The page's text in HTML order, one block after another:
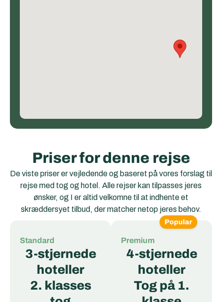
Priser for denne rejse
De viste priser er vejledende og baseret på vores forslag til
rejse med tog og hotel. Alle rejser kan tilpasses jeres
ønsker, og I er altid velkomne til at indhente et
skræddersyet tilbud, der matcher netop jeres behov.
Standard
3-stjernede
hoteller
2. klasses
Premium
4-stjernede
hoteller
Tog på 1.
Popular